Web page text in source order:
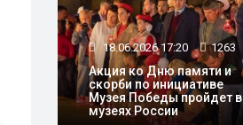
ВЛАСТЬ
18.06.2026 17:20 1263
Акция ко Дню памяти и
скорби по инициативе
Музея Победы пройдет в
музеях России